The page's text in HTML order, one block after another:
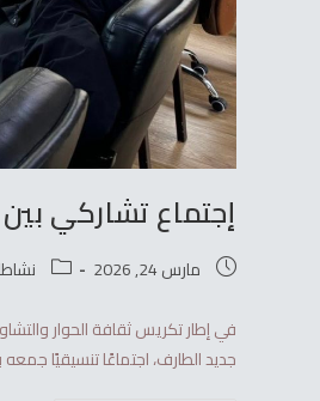
إجتماع تشاركي
مارس 24, 2026
في إطار تكريس ثقافة الحوار
جديد الطارف، اجتماعًا تنسيقيًا